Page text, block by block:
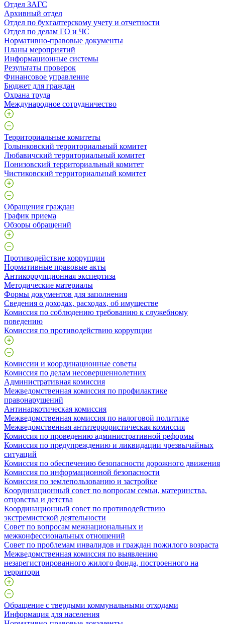
Отдел ЗАГС
Архивный отдел
Отдел по бухгалтерскому учету и отчетности
Отдел по делам ГО и ЧС
Нормативно-правовые документы
Планы мероприятий
Информационные системы
Результаты проверок
Финансовое управление
Бюджет для граждан
Охрана труда
Международное сотрудничество
Территориальные комитеты
Голынковский территориальный комитет
Любавичский территориальный комитет
Понизовский территориальный комитет
Чистиковский территориальный комитет
Обращения граждан
График приема
Обзоры обращений
Противодействие коррупции
Нормативные правовые акты
Антикоррупционная экспертиза
Методические материалы
Формы документов для заполнения
Сведения о доходах, расходах, об имуществе
Комиссия по соблюдению требованию к служебному
поведению
Комиссия по противодействию коррупции
Комиссии и координационные советы
Комиссия по делам несовершеннолетних
Административная комиссия
Межведомственная комиссия по профилактике
правонарушений
Антинаркотическая комиссия
Межведомственная комиссия по налоговой политике
Межведомственная антитеррористическая комиссия
Комиссия по проведению административной реформы
Комиссия по предупреждению и ликвидации чрезвычайных
ситуаций
Комиссия по обеспечению безопасности дорожного движения
Комиссия по информационной безопасности
Комиссия по землепользованию и застройке
Координационный совет по вопросам семьи, материнства,
отцовства и детства
Координационный совет по противодействию
экстремистской деятельности
Совет по вопросам межнациональных и
межконфессиональных отношений
Совет по проблемам инвалидов и граждан пожилого возраста
Межведомственная комиссия по выявлению
незарегистрированного жилого фонда, построенного на
территори
Обращение с твердыми коммунальными отходами
Информация для населения